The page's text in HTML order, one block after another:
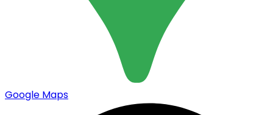
Google Maps